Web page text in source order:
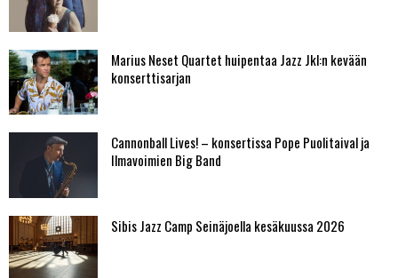
Marius Neset Quartet huipentaa Jazz Jkl:n kevään
konserttisarjan
Cannonball Lives! – konsertissa Pope Puolitaival ja
Ilmavoimien Big Band
Sibis Jazz Camp Seinäjoella kesäkuussa 2026